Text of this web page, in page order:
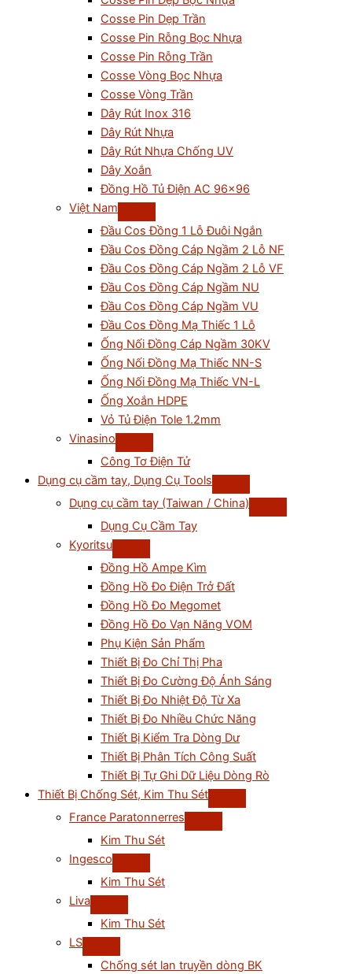
Cosse Pin Dẹp Trần
Cosse Pin Rỗng Bọc Nhựa
Cosse Pin Rỗng Trần
Cosse Vòng Bọc Nhựa
Cosse Vòng Trần
Dây Rút Inox 316
Dây Rút Nhựa
Dây Rút Nhựa Chống UV
Dây Xoắn
Đồng Hồ Tủ Điện AC 96×96
Việt Nam
Đầu Cos Đồng 1 Lỗ Đuôi Ngắn
Đầu Cos Đồng Cáp Ngầm 2 Lỗ NF
Đầu Cos Đồng Cáp Ngầm 2 Lỗ VF
Đầu Cos Đồng Cáp Ngầm NU
Đầu Cos Đồng Cáp Ngầm VU
Đầu Cos Đồng Mạ Thiếc 1 Lỗ
Ống Nối Đồng Cáp Ngầm 30KV
Ống Nối Đồng Mạ Thiếc NN-S
Ống Nối Đồng Mạ Thiếc VN-L
Ống Xoắn HDPE
Vỏ Tủ Điện Tole 1.2mm
Vinasino
Công Tơ Điện Tử
Dụng cụ cầm tay, Dụng Cụ Tools
Dụng cụ cầm tay (Taiwan / China)
Dụng Cụ Cầm Tay
Kyoritsu
Đồng Hồ Ampe Kìm
Đồng Hồ Đo Điện Trở Đất
Đồng Hồ Đo Megomet
Đồng Hồ Đo Vạn Năng VOM
Phụ Kiện Sản Phẩm
Thiết Bị Đo Chỉ Thị Pha
Thiết Bị Đo Cường Độ Ánh Sáng
Thiết Bị Đo Nhiệt Độ Từ Xa
Thiết Bị Đo Nhiều Chức Năng
Thiết Bị Kiểm Tra Dòng Dư
Thiết Bị Phân Tích Công Suất
Thiết Bị Tự Ghi Dữ Liệu Dòng Rò
Thiết Bị Chống Sét, Kim Thu Sét
France Paratonnerres
Kim Thu Sét
Ingesco
Kim Thu Sét
Liva
Kim Thu Sét
LS
Chống sét lan truyền dòng BK